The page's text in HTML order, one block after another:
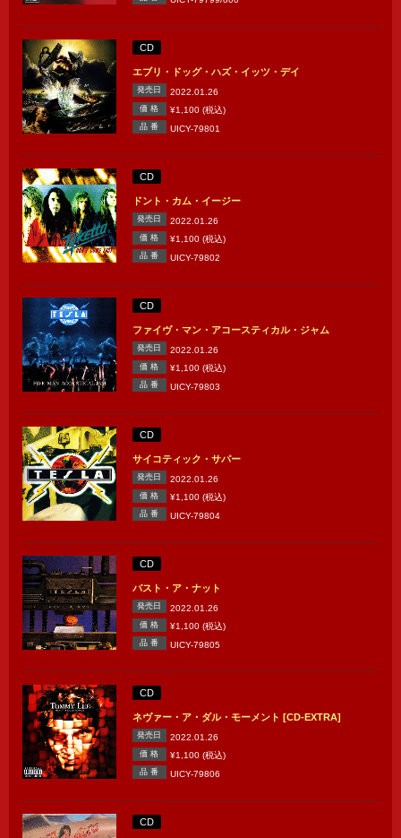
CD
エブリ・ドッグ・ハズ・イッツ・デイ
発売日 2022.01.26
価 格 ¥1,100 (税込)
品 番 UICY-79801
CD
ドント・カム・イージー
発売日 2022.01.26
価 格 ¥1,100 (税込)
品 番 UICY-79802
CD
ファイヴ・マン・アコースティカル・ジャム
発売日 2022.01.26
価 格 ¥1,100 (税込)
品 番 UICY-79803
CD
サイコティック・サパー
発売日 2022.01.26
価 格 ¥1,100 (税込)
品 番 UICY-79804
CD
バスト・ア・ナット
発売日 2022.01.26
価 格 ¥1,100 (税込)
品 番 UICY-79805
CD
ネヴァー・ア・ダル・モーメント [CD-EXTRA]
発売日 2022.01.26
価 格 ¥1,100 (税込)
品 番 UICY-79806
CD